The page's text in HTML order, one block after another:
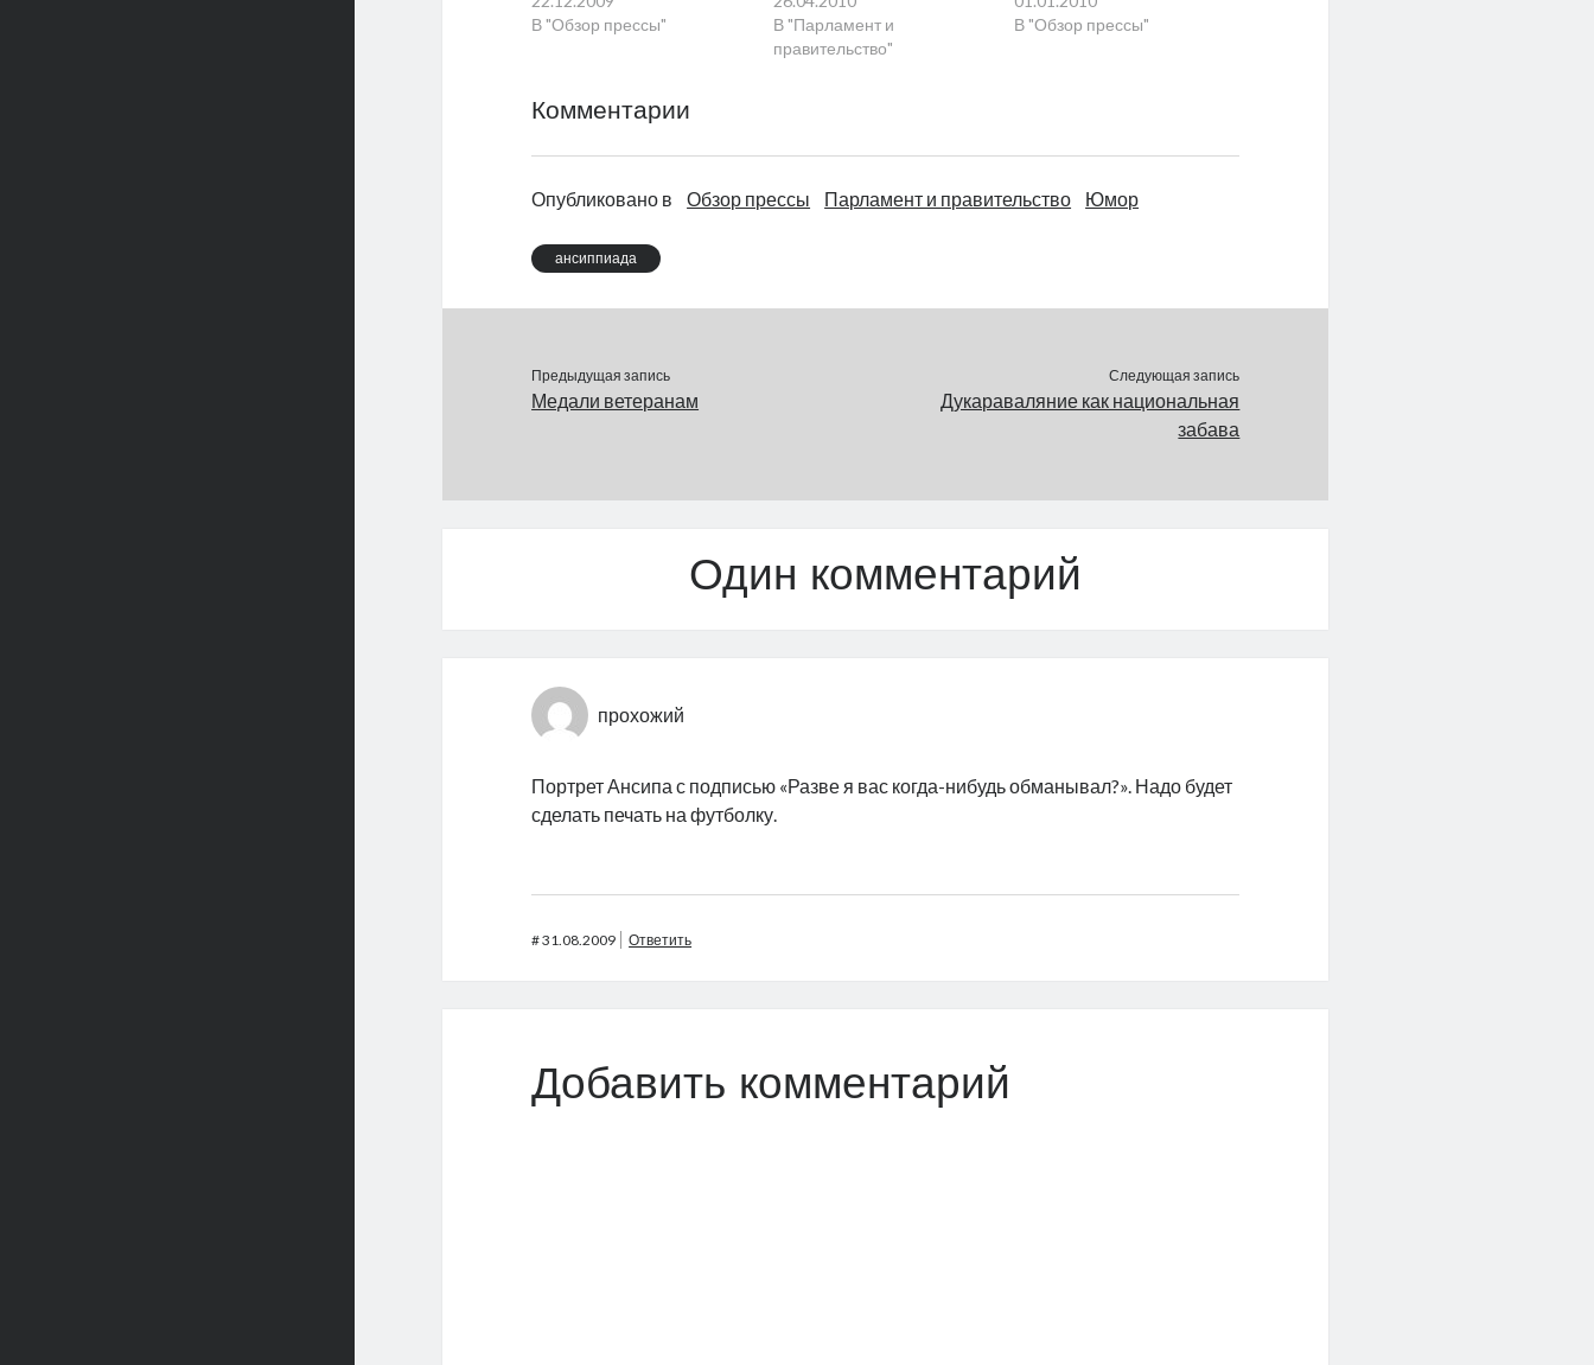
скидкой. Не торгуясь. И
половиной кило филе в
В "Обзор прессы"
пополам и ловко орудуя
большими пальцами обеих
выровнял карты и вновь
их перемешал. Повторив
снять.…
В "Парламент и
правительство"
обменять кроны на евро по
знать, что решение
должно…
В "Обзор прессы"
Комментарии
Опубликовано в Обзор прессы Парламент и правительство Юмор
ансиппиада
Предыдущая запись
Медали ветеранам
Следующая запись
Дукараваляние как национальная
забава
Один комментарий
прохожий
Портрет Ансипа с подписью «Разве я вас когда-нибудь обманывал?». Надо будет
сделать печать на футболку.
#31.08.2009 Ответить
Добавить комментарий